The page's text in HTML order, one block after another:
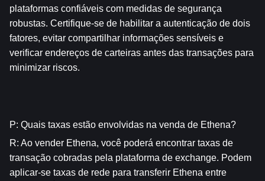
plataformas confiáveis com medidas de segurança
robustas. Certifique-se de habilitar a autenticação de dois
fatores, evitar compartilhar informações sensíveis e
verificar endereços de carteiras antes das transações para
minimizar riscos.
P: Quais taxas estão envolvidas na venda de Ethena?
R: Ao vender Ethena, você poderá encontrar taxas de
transação cobradas pela plataforma de exchange. Podem
aplicar-se taxas de rede para transferir Ethena entre